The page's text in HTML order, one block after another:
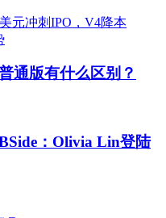
通版有什么区别？
：Olivia Lin登陆